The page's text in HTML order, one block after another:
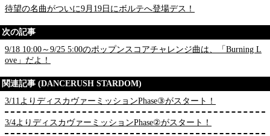
待望の名曲がついに9月19日にボルテへ登場デス！
次の記事
9/18 10:00～9/25 5:00のポップンスコアチャレンジ曲は、「Burning L
ove」だよ！
関連記事 (DANCERUSH STARDOM)
3/11よりディスカヴァーミッションPhase③がスタート！
3/4よりディスカヴァーミッションPhase②がスタート！